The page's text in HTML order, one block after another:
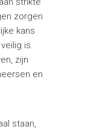
zorgen
kans
is.
zijn
en
staan,